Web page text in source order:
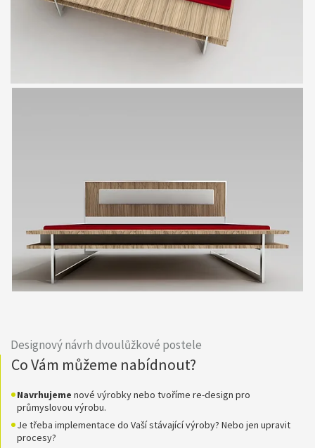
Designový návrh dvoulůžkové postele
Co Vám můžeme nabídnout?
Navrhujeme nové výrobky nebo tvoříme re-design pro
průmyslovou výrobu.
Je třeba implementace do Vaší stávající výroby? Nebo jen upravit
procesy?